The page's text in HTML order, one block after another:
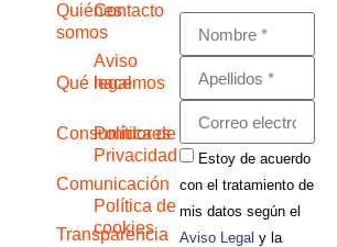
Quiénes
somos
Qué hacemos
Consumidores
Comunicación
Transparencia
Contacto
Aviso
legal
Política de
Privacidad
Política de
cookies
Estoy de acuerdo
con el tratamiento de
mis datos según el
Aviso Legal y la